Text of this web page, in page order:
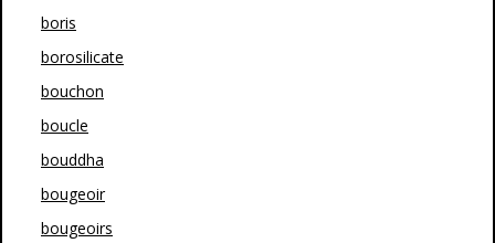
boris
borosilicate
bouchon
boucle
bouddha
bougeoir
bougeoirs